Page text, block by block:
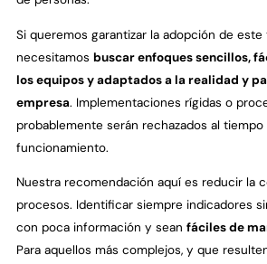
Si queremos garantizar la adopción de
necesitamos buscar enfoques sencillos,
los equipos y adaptados a la realidad y
empresa. Implementaciones rígidas o
probablemente serán rechazados al
funcionamiento.
Nuestra recomendación aquí es reducir la
procesos. Identificar siempre indicadores
con poca información y sean fáciles de
Para aquellos más complejos, y que